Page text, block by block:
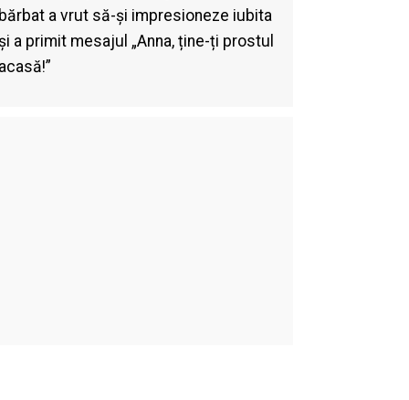
a vrut să-și impresioneze iubita
a primit mesajul „Anna, ține-ți prostul